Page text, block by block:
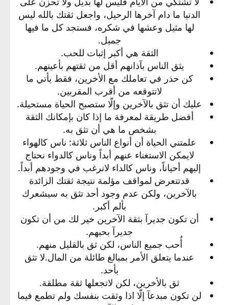
الدنيا ما دام آخرها الرحيل، واجعل ثقتك بالله ليس
لها مثيل وعشها في شكره، فستجد كل ما فيها
جميل.​
الثقة هي أكبر إثبات للحب.​
يثق الناس بآذانهم أقل من ثقتهم بأعينهم.​
كن حذر في تعاملك مع الأخرين، فقط يأتي ما
لاتتوقعه من أقرب المقربين.​
عليك أن تثق بالآخرين وإلّا ستصبح الحياة مستحيلة.​
أفضل طريقة لمعرفة ما إذا كان بإمكانك الثقة
بشخص ما هي أن تثق به.​
علمتني الحياة أن أنواع الناس ثلاثة: ناس كالهواء
لايمكن الاستغناء عنهم أبداً وناس كالدواء نحتاج
إليهم أحياناً، وناس كالداء لانرغب في وجودهم أبداً.​
قدتتعرض لمواقف مؤلمة نتيجة ثقتك الزائدة
بالآخرين، ولكن عدم وجود أحد تثق به سيشعرك
بألم أكبر.​
أن تكون جديرآ بثقة الآخرين خير لك من أن تكون
جديرآ بحبهم.​
أُحب جميع الناس، لكن ثق بالقليل منهم.​
عندما يتعلق الأمر بمبالغ طائلة من المال.لا تثق
بأحد.​
ثق بالأخرين، لكن لاتجعلها ثقة مطلقة.​
لن تكون مبدعآ إلّا اذا وثقت بنفسك ولم تطمع فيما